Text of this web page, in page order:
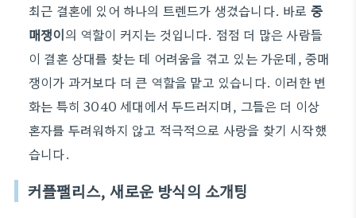
최근 결혼에 있어 하나의 트렌드가 생겼습니다. 바로 중
매쟁이의 역할이 커지는 것입니다. 점점 더 많은 사람들
이 결혼 상대를 찾는 데 어려움을 겪고 있는 가운데, 중매
쟁이가 과거보다 더 큰 역할을 맡고 있습니다. 이러한 변
화는 특히 3040 세대에서 두드러지며, 그들은 더 이상
혼자를 두려워하지 않고 적극적으로 사랑을 찾기 시작했
습니다.
커플팰리스, 새로운 방식의 소개팅